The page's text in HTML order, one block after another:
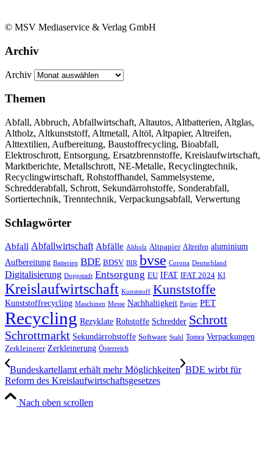
© MSV Mediaservice & Verlag GmbH
Archiv
Archiv
Themen
Abfall, Abbruch, Abfallwirtschaft, Altautos, Altbatterien, Altglas,
Altholz, Altkunststoff, Altmetall, Altöl, Altpapier, Altreifen,
Alttextilien, Aufbereitung, Baustoffrecycling, Bioabfall,
Elektroschrott, Entsorgung, Ersatzbrennstoffe, Kreislaufwirtschaft,
Marktberichte, Metallschrott, NE-Metalle, Recyclingtechnik,
Recyclingwirtschaft, Rohstoffhandel, Sammelsysteme,
Schredderabfall, Schrott, Sekundärrohstoffe, Sonderabfall,
Sortiertechnik, Trenntechnik, Verpackungsabfall, Verwertung
Schlagwörter
Abfall Abfallwirtschaft Abfälle Altholz Altpapier Altreifen aluminium
Aufbereitung Batterien BDE BDSV BIR bvse Corona Deutschland
Digitalisierung Doppstadt Entsorgung EU IFAT IFAT 2024 KI
Kreislaufwirtschaft Kunststoff Kunststoffe
Kunststoffrecycling Maschinen Messe Nachhaltigkeit Papier PET
Recycling Rezyklate Rohstoffe Schredder Schrott
Schrottmarkt Sekundärrohstoffe Software Stahl Tomra Verpackungen
Zerkleinerer Zerkleinerung Österreich
Bundeskartellamt erhält mehr Möglichkeiten BDE wirbt für
Reform des Kreislauf­wirtschaftsgesetzes
Nach oben scrollen